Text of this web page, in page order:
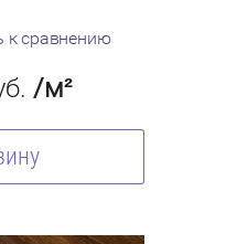
к сравнению
/м²